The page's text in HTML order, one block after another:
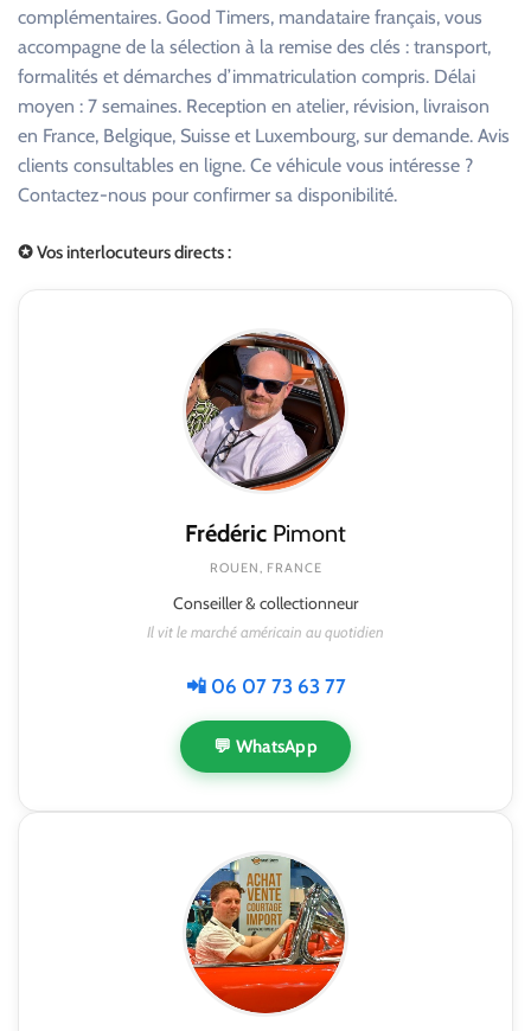
complémentaires. Good Timers, mandataire français, vous
accompagne de la sélection à la remise des clés : transport,
formalités et démarches d’immatriculation compris. Délai
moyen : 7 semaines. Reception en atelier, révision, livraison
en France, Belgique, Suisse et Luxembourg, sur demande. Avis
clients consultables en ligne. Ce véhicule vous intéresse ?
Contactez-nous pour confirmer sa disponibilité.
✪ Vos interlocuteurs directs :
Frédéric Pimont
ROUEN, FRANCE
Conseiller & collectionneur
Il vit le marché américain au quotidien
📲 06 07 73 63 77
💬 WhatsApp